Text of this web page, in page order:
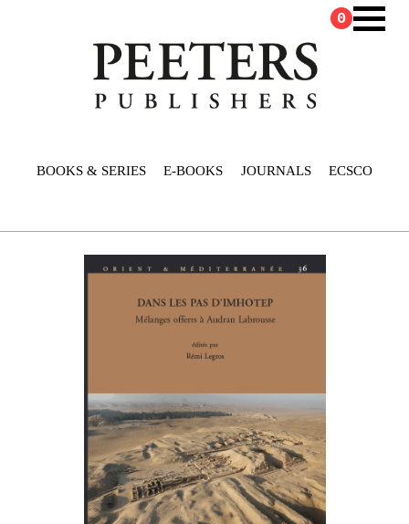
BOOKS & SERIES E-BOOKS JOURNALS ECSCO
0